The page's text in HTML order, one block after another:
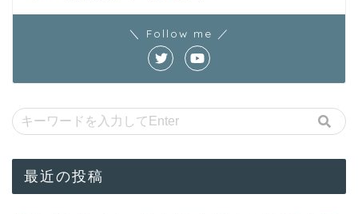
＼ Follow me ／
最近の投稿